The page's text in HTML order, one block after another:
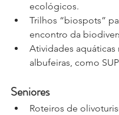
ecológicos.
Trilhos “biospots”
encontro da
Atividades aquáticas
albufeiras, como
Seniores
Roteiros de